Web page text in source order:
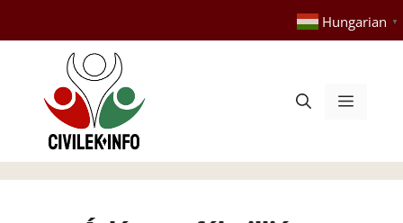
tartalomba
Hungarian ▼
Menü